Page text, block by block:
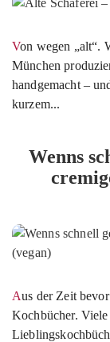
Von wegen „alt“. Was „Die Alte Schäferei“ in Feldkirchen bei
München
handgemacht –
kurzem...
Wenns
Aus der Zeit bevor ich Veganer war habe ich noch einige
Kochbücher.